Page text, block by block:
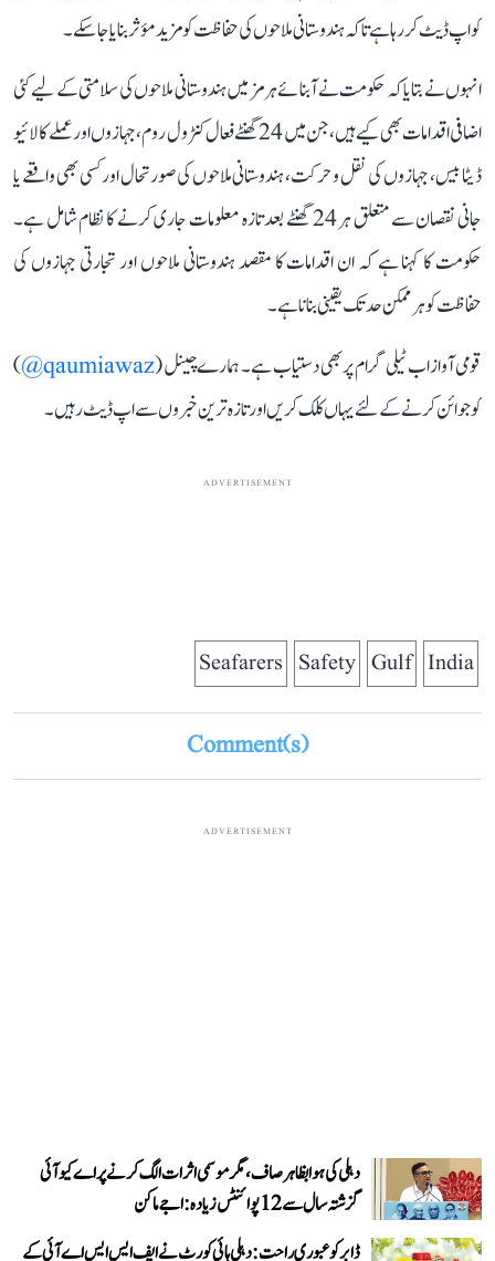
کو اپ ڈیٹ کر رہا ہے تاکہ ہندوستانی ملاحوں کی حفاظت کو مزید مؤثر بنایا جا سکے۔
انہوں نے بتایا کہ حکومت نے آبنائے ہرمز میں ہندوستانی ملاحوں کی سلامتی کے لیے کئی
اضافی اقدامات بھی کیے ہیں، جن میں 24 گھنٹے فعال کنٹرول روم، جہازوں اور عملے کا لائیو
ڈیٹا بیس، جہازوں کی نقل و حرکت، ہندوستانی ملاحوں کی صورتحال اور کسی بھی واقعے یا
جانی نقصان سے متعلق ہر 24 گھنٹے بعد تازہ معلومات جاری کرنے کا نظام شامل ہے۔
حکومت کا کہنا ہے کہ ان اقدامات کا مقصد ہندوستانی ملاحوں اور تجارتی جہازوں کی
حفاظت کو ہر ممکن حد تک یقینی بنانا ہے۔
قومی آواز اب ٹیلی گرام پر بھی دستیاب ہے۔ ہمارے چینل (qaumiawaz@
)
کو جوائن کرنے کے لئے یہاں کلک کریں اور تازہ ترین خبروں سے اپ ڈیٹ رہیں۔
ADVERTISEMENT
India
Gulf
Safety
Seafarers
Comment(s)
ADVERTISEMENT
دہلی کی ہوا بظاہر صاف، مگر موسمی اثرات الگ کرنے پر اے کیو آئی
گزشتہ سال سے 12 پوائنٹس زیادہ: اجے ماکن
ڈابر کو عبوری راحت: دہلی ہائی کورٹ نے ایف ایس ایس اے آئی کے